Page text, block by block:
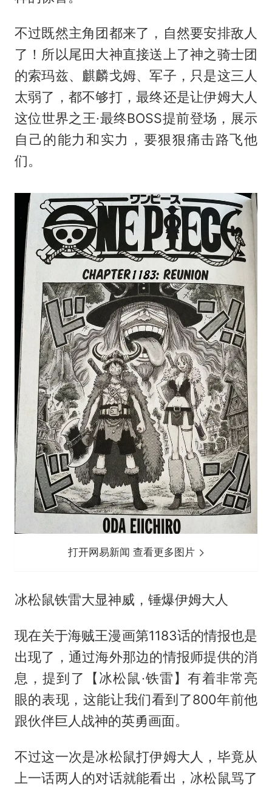
不过既然主角团都来了，自然要安排敌人
了！所以尾田大神直接送上了神之骑士团
的索玛兹、麒麟戈姆、军子，只是这三人
太弱了，都不够打，最终还是让伊姆大人
这位世界之王·最终BOSS提前登场，展示
自己的能力和实力，要狠狠痛击路飞他
们。
打开网易新闻 查看更多图片
冰松鼠铁雷大显神威，锤爆伊姆大人
现在关于海贼王漫画第1183话的情报也是
出现了，通过海外那边的情报师提供的消
息，提到了【冰松鼠·铁雷】有着非常亮
眼的表现，这能让我们看到了800年前他
跟伙伴巨人战神的英勇画面。
不过这一次是冰松鼠打伊姆大人，毕竟从
上一话两人的对话就能看出，冰松鼠骂了